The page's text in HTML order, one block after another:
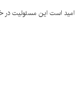
امید است این مسئولیت در